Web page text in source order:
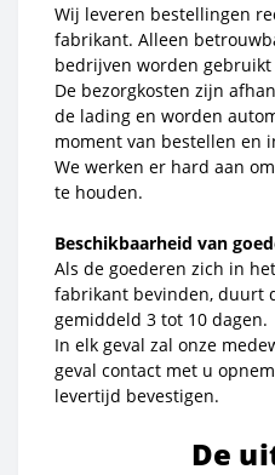
Wij leveren bestellingen
fabrikant. Alleen
bedrijven worden gebruikt
De bezorgkosten zijn
de lading en worden
moment van bestellen en
We werken er hard aan
te houden.
Beschikbaarheid van
Als de goederen zich in
fabrikant bevinden, duurt
gemiddeld 3 tot 10 dagen.
In elk geval zal onze
geval contact met u
levertijd bevestigen.
De